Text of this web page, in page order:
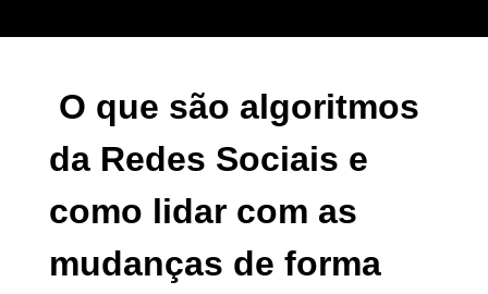
O que são algoritmos
da Redes Sociais e
como lidar com as
mudanças de forma